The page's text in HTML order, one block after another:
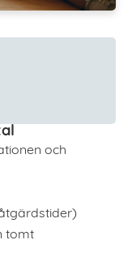
och
tomt